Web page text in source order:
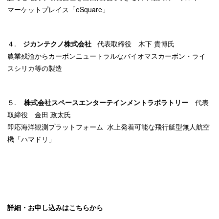
マーケットプレイス「eSquare」
４. ジカンテクノ株式会社 代表取締役 木下 貴博氏
農業残渣からカーボンニュートラルなバイオマスカーボン・ライ
スシリカ等の製造
５. 株式会社スペースエンターテインメントラボラトリー 代表
取締役 金田 政太氏
即応海洋観測プラットフォーム 水上発着可能な飛行艇型無人航空
機「ハマドリ」
詳細・お申し込みはこちらから